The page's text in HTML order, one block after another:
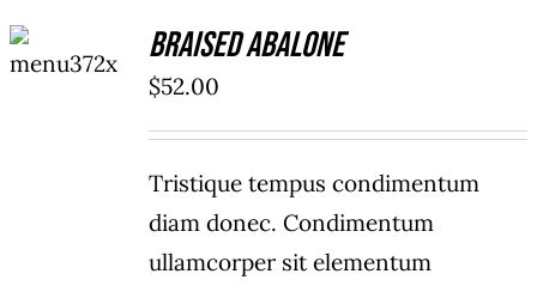
CART
/
Braised Abalone
$52.00
Tristique tempus condimentum
diam donec. Condimentum
ullamcorper sit elementum